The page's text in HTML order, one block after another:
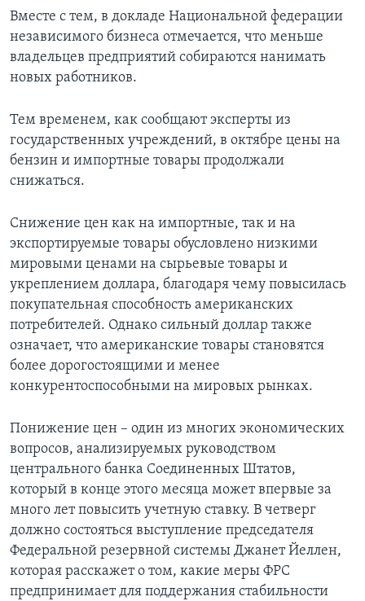
Вместе с тем, в докладе Национальной федерации
независимого бизнеса отмечается, что меньше
владельцев предприятий собираются нанимать
новых работников.
Тем временем, как сообщают эксперты из
государственных учреждений, в октябре цены на
бензин и импортные товары продолжали
снижаться.
Снижение цен как на импортные, так и на
экспортируемые товары обусловлено низкими
мировыми ценами на сырьевые товары и
укреплением доллара, благодаря чему повысилась
покупательная способность американских
потребителей. Однако сильный доллар также
означает, что американские товары становятся
более дорогостоящими и менее
конкурентоспособными на мировых рынках.
Понижение цен – один из многих экономических
вопросов, анализируемых руководством
центрального банка Соединенных Штатов,
который в конце этого месяца может впервые за
много лет повысить учетную ставку. В четверг
должно состояться выступление председателя
Федеральной резервной системы Джанет Йеллен,
которая расскажет о том, какие меры ФРС
предпринимает для поддержания стабильности